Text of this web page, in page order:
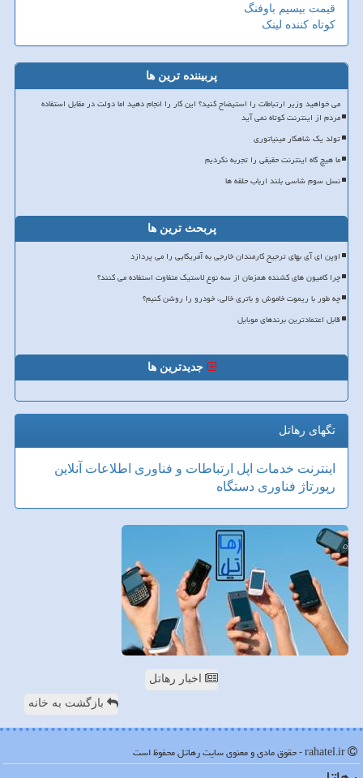
قیمت بیسیم باوفنگ
کوتاه کننده لینک
پربیننده ترین ها
می خواهید وزیر ارتباطات را استیضاح کنید؟ این کار را انجام دهید اما دولت در مقابل استفاده
مردم از اینترنت کوتاه نمی آید
تولد یک شاهکار مینیاتوری
ما هیچ گاه اینترنت حقیقی را تجربه نکردیم
نسل سوم شاسی بلند ارباب حلقه ها
پربحث ترین ها
اوپن ای آی بهای ترجیح کارمندان خارجی به آمریکایی را می پردازد
چرا کامیون های کشنده همزمان از سه نوع لاستیک متفاوت استفاده می کنند؟
چه طور با ریموت خاموش و باتری خالی، خودرو را روشن کنیم؟
قابل اعتمادترین برندهای موبایل
جدیدترین ها
تگهای رهاتل
اینترنت خدمات اپل ارتباطات و فناوری اطلاعات آنلاین
رپورتاژ فناوری دستگاه
اخبار رهاتل
بازگشت به خانه